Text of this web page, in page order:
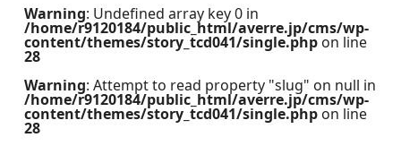
Warning: Undefined array key 0 in
/home/r9120184/public_html/averre.jp/cms/wp-
content/themes/story_tcd041/single.php on line
28
Warning: Attempt to read property "slug" on null in
/home/r9120184/public_html/averre.jp/cms/wp-
content/themes/story_tcd041/single.php on line
28